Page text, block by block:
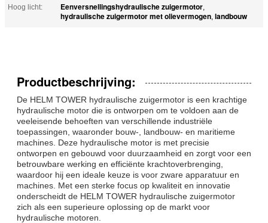
Hoog licht:
Eenversnellingshydraulische zuigermotor,
hydraulische zuigermotor met olievermogen, landbouw
Productbeschrijving:
De HELM TOWER hydraulische zuigermotor is een krachtige
hydraulische motor die is ontworpen om te voldoen aan de
veeleisende behoeften van verschillende industriële
toepassingen, waaronder bouw-, landbouw- en maritieme
machines. Deze hydraulische motor is met precisie
ontworpen en gebouwd voor duurzaamheid en zorgt voor een
betrouwbare werking en efficiënte krachtoverbrenging,
waardoor hij een ideale keuze is voor zware apparatuur en
machines. Met een sterke focus op kwaliteit en innovatie
onderscheidt de HELM TOWER hydraulische zuigermotor
zich als een superieure oplossing op de markt voor
hydraulische motoren.